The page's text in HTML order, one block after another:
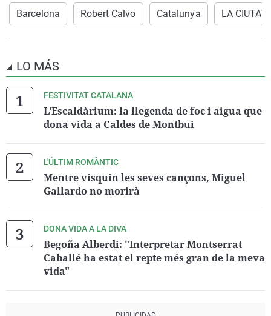
Barcelona Robert Calvo Catalunya LA CIUTAT
LO MÁS
FESTIVITAT CATALANA
L’Escaldàrium: la llegenda de foc i aigua que
dona vida a Caldes de Montbui
L'ÚLTIM ROMÀNTIC
Mentre visquin les seves cançons, Miguel
Gallardo no morirà
DONA VIDA A LA DIVA
Begoña Alberdi: "Interpretar Montserrat
Caballé ha estat el repte més gran de la meva
vida"